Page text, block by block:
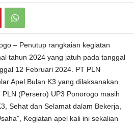
– Penutup rangkaian kegiatan
tahun 2024 yang jatuh pada tanggal
12 Februari 2024. PT PLN
Apel Bulan K3 yang dilaksanakan
(Persero) UP3 Ponorogo masih
Sehat dan Selamat dalam Bekerja,
Kegiatan apel kali ini sekalian